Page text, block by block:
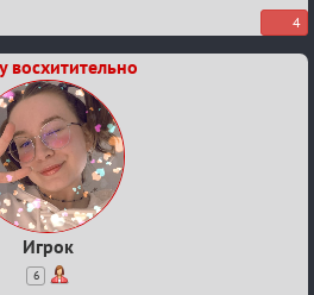
4
восхитительно
Игрок
6